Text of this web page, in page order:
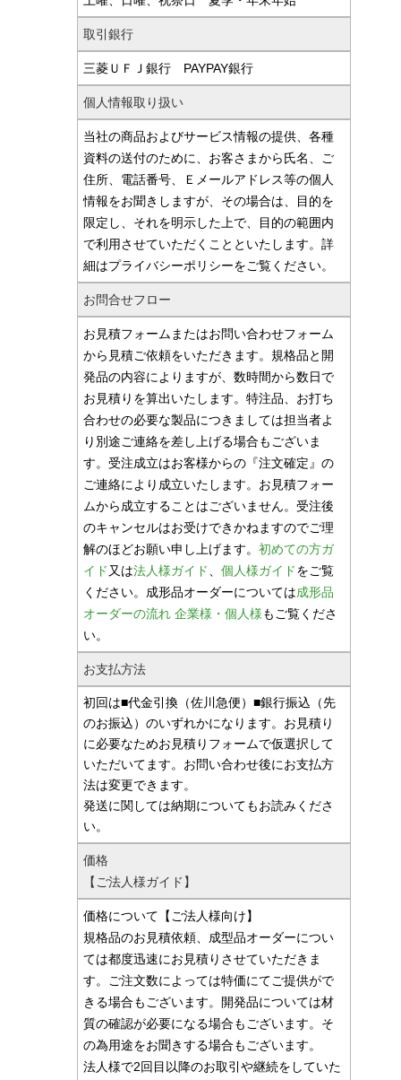
取引銀行
三菱ＵＦＪ銀行 PAYPAY銀行
個人情報取り扱い
当社の商品およびサービス情報の提供、各種
資料の送付のために、お客さまから氏名、ご
住所、電話番号、Ｅメールアドレス等の個人
情報をお聞きしますが、その場合は、目的を
限定し、それを明示した上で、目的の範囲内
で利用させていただくことといたします。詳
細はプライバシーポリシーをご覧ください。
お問合せフロー
お見積フォームまたはお問い合わせフォーム
から見積ご依頼をいただきます。規格品と開
発品の内容によりますが、数時間から数日で
お見積りを算出いたします。特注品、お打ち
合わせの必要な製品につきましては担当者よ
り別途ご連絡を差し上げる場合もございま
す。受注成立はお客様からの『注文確定』の
ご連絡により成立いたします。お見積フォー
ムから成立することはございません。受注後
のキャンセルはお受けできかねますのでご理
解のほどお願い申し上げます。初めての方ガ
イド 又は法人様ガイド 、個人様ガイドをご覧
ください。成形品オーダーについては成形品
オーダーの流れ 企業様・個人様もご覧くださ
い。
お支払方法
初回は■代金引換（佐川急便）■銀行振込（先
のお振込）のいずれかになります。お見積り
に必要なためお見積りフォームで仮選択して
いただいてます。お問い合わせ後にお支払方
法は変更できます。
発送に関しては納期についてもお読みくださ
い。
価格
【ご法人様ガイド】
価格について【ご法人様向け】
規格品のお見積依頼、成型品オーダーについ
ては都度迅速にお見積りさせていただきま
す。ご注文数によっては特価にてご提供がで
きる場合もございます。開発品については材
質の確認が必要になる場合もございます。そ
の為用途をお聞きする場合もございます。
法人様で2回目以降のお取引や継続をしていた